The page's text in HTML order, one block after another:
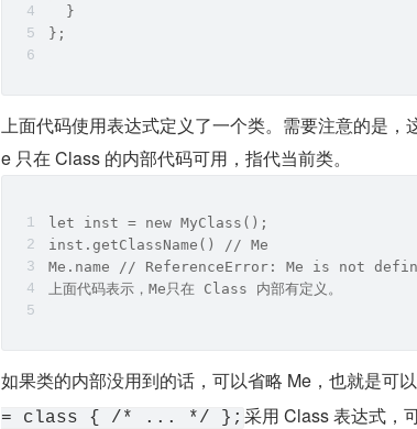
  }
};
上面代码使用表达式定义了一个类。需要注意的是
e 只在 Class 的内部代码可用，指代当前类。
let inst = new MyClass();
inst.getClassName() // Me
Me.name // ReferenceError: Me is not
上面代码表示，Me只在 Class 内部有定义。
如果类的内部没用到的话，可以省略 Me，也就是可以
= class { /* ... */ }; 采用 Class 表达式，